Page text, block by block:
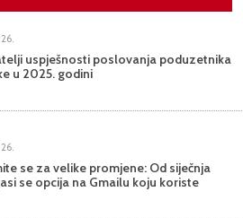
uspješnosti poslovanja poduzetnika
u 2025. godini
se za velike promjene: Od siječnja
se opcija na Gmailu koju koriste